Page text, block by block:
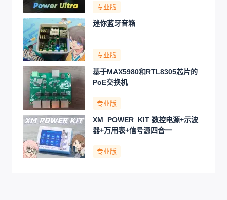
专业版
迷你蓝牙音箱
专业版
基于MAX5980和RTL8305芯片的
PoE交换机
专业版
XM_POWER_KIT 数控电源+示波
器+万用表+信号源四合一
专业版